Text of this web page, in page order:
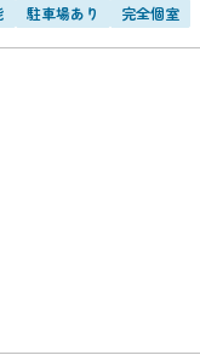
駐車場あり 完全個室